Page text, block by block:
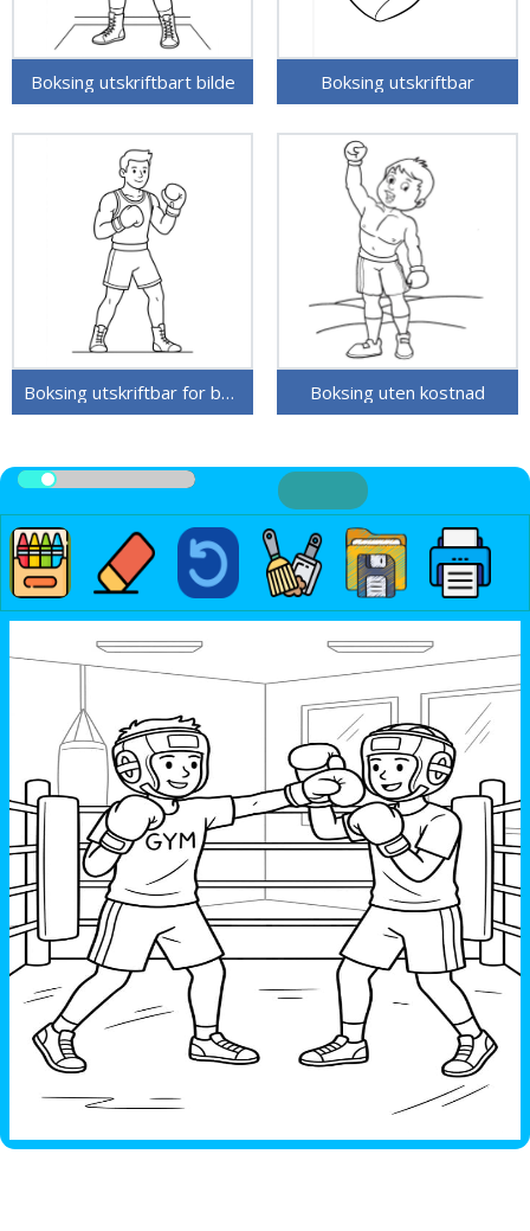
Boksing utskriftbart bilde Boksing utskriftbar
Boksing utskriftbar for barn Boksing uten kostnad